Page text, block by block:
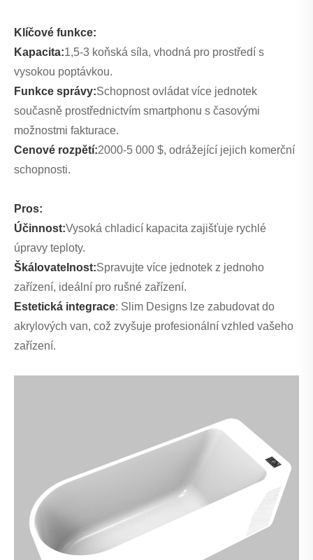
Klíčové funkce:
Kapacita:1,5-3 koňská síla, vhodná pro prostředí s
vysokou poptávkou.
Funkce správy:Schopnost ovládat více jednotek
současně prostřednictvím smartphonu s časovými
možnostmi fakturace.
Cenové rozpětí:2000-5 000 $, odrážející jejich komerční
schopnosti.
Pros:
Účinnost:Vysoká chladicí kapacita zajišťuje rychlé
úpravy teploty.
Škálovatelnost:Spravujte více jednotek z jednoho
zařízení, ideální pro rušné zařízení.
Estetická integrace: Slim Designs lze zabudovat do
akrylových van, což zvyšuje profesionální vzhled vašeho
zařízení.